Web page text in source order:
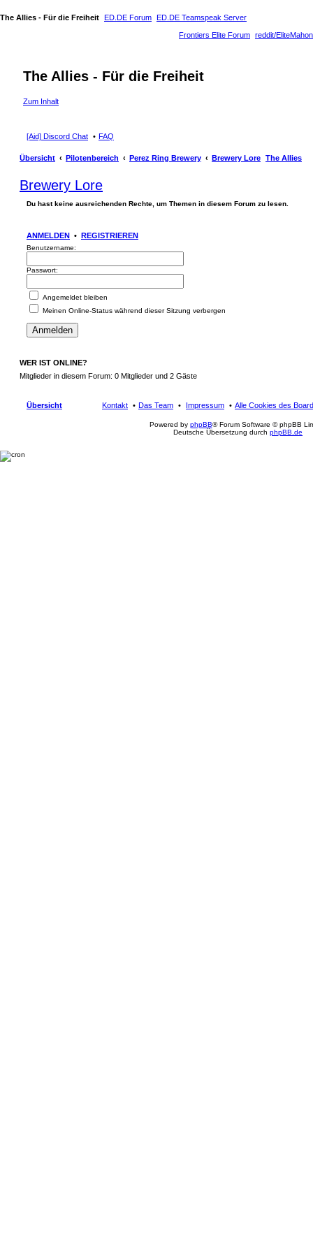
The Allies - Für die Freiheit ED.DE Forum ED.DE Teamspeak Server
reddit/EliteMahon
Frontiers Elite Forum
The Allies - Für die Freiheit
Zum Inhalt
[Aid] Discord Chat FAQ
Übersicht Pilotenbereich Perez Ring Brewery Brewery Lore The Allies
Brewery Lore
Du hast keine ausreichenden Rechte, um Themen in diesem Forum zu lesen.
ANMELDEN • REGISTRIEREN
Benutzername:
Passwort:
Angemeldet bleiben
Meinen Online-Status während dieser Sitzung verbergen
WER IST ONLINE?
Mitglieder in diesem Forum: 0 Mitglieder und 2 Gäste
Übersicht Alle Cookies des
Impressum
Das Team
Kontakt
Powered by phpBB® Forum Software © phpBB
Deutsche Übersetzung durch phpBB.de